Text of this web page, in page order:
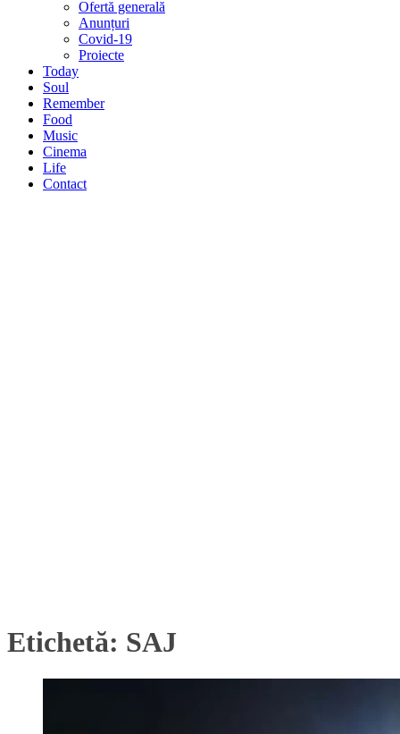
Ofertă generală
Anunțuri
Covid-19
Proiecte
Today
Soul
Remember
Food
Music
Cinema
Life
Contact
Etichetă: SAJ